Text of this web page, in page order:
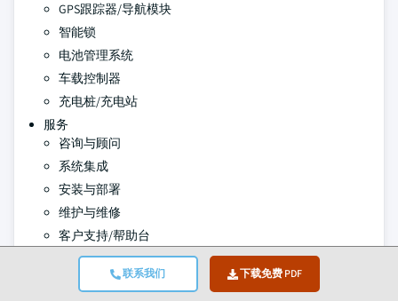
联系我们 下载免费 PDF
GPS跟踪器/导航模块
智能锁
电池管理系统
车载控制器
充电桩/充电站
服务
咨询与顾问
系统集成
安装与部署
维护与维修
客户支持/帮助台
培训与入职
按技术划分